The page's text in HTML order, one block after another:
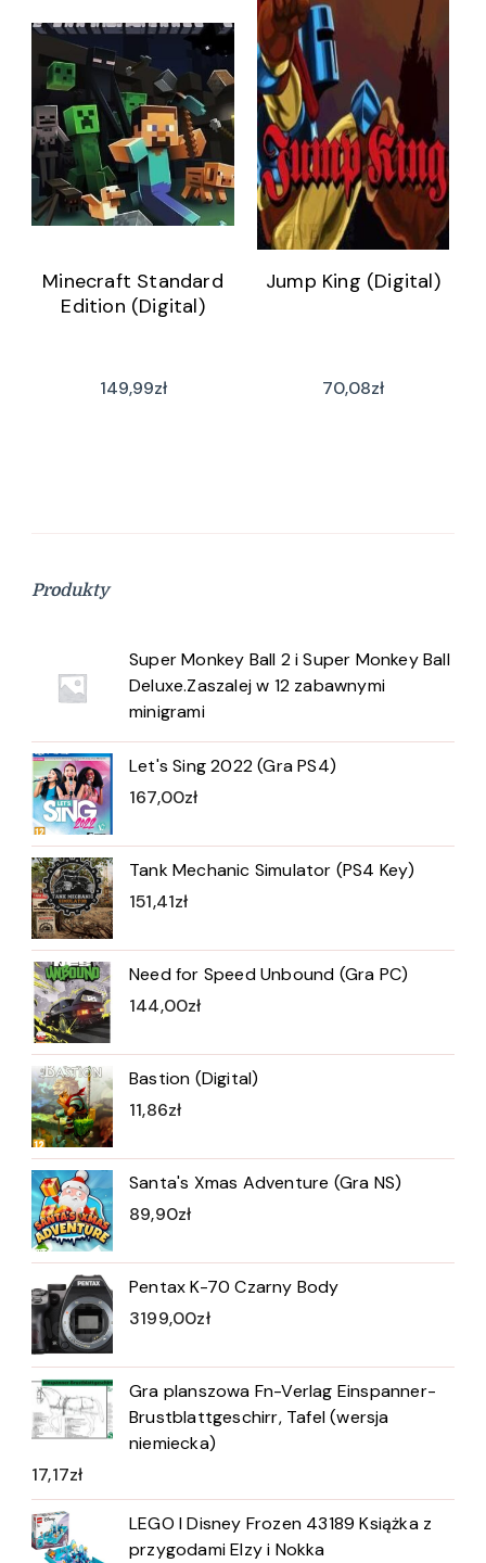
Minecraft Standard
Edition (Digital)
149,99zł
Jump King (Digital)
70,08zł
Produkty
Super Monkey Ball 2 i Super Monkey Ball
Deluxe.Zaszalej w 12 zabawnymi
minigrami
Let's Sing 2022 (Gra PS4)
167,00zł
Tank Mechanic Simulator (PS4 Key)
151,41zł
Need for Speed Unbound (Gra PC)
144,00zł
Bastion (Digital)
11,86zł
Santa's Xmas Adventure (Gra NS)
89,90zł
Pentax K-70 Czarny Body
3199,00zł
Gra planszowa Fn-Verlag Einspanner-
Brustblattgeschirr, Tafel (wersja
niemiecka)
17,17zł
LEGO I Disney Frozen 43189 Książka z
przygodami Elzy i Nokka